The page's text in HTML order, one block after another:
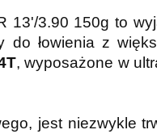
13'/3.90 150g to
łowienia z
, wyposażone w
jest niezwykle